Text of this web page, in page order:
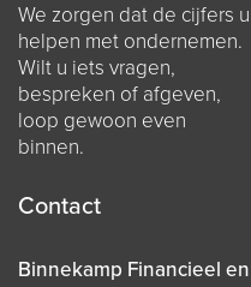
We zorgen dat de cijfers u
helpen met ondernemen.
Wilt u iets vragen,
bespreken of afgeven,
loop gewoon even
binnen.
Contact
Binnekamp Financieel en